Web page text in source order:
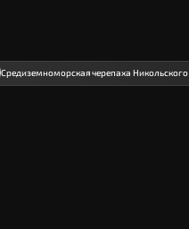
Средиземноморская черепаха Никольского